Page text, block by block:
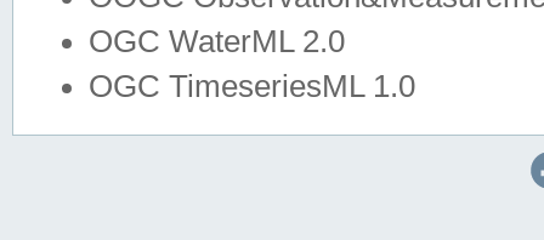
OGC WaterML 2.0
OGC TimeseriesML 1.0